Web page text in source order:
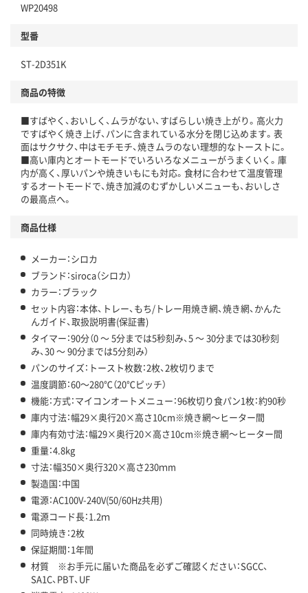
WP20498
型番
ST-2D351K
商品の特徴
■すばやく、おいしく、ムラがない、すばらしい焼き上がり。高火力
ですばやく焼き上げ、パンに含まれている水分を閉じ込めます。表
面はサクサク、中はモチモチ、焼きムラのない理想的なトーストに。
■高い庫内とオートモードでいろいろなメニューがうまくいく。庫
内が高く、厚いパンや焼きいもにも対応。食材に合わせて温度管理
するオートモードで、焼き加減のむずかしいメニューも、おいしさ
の最高点へ。
商品仕様
メーカー：シロカ
ブランド：siroca（シロカ）
カラー：ブラック
セット内容：本体、トレー、もち/トレー用焼き網、焼き網、かんた
んガイド、取扱説明書(保証書)
タイマー：90分（0 ～ 5分までは5秒刻み、5 ～ 30分までは30秒刻
み、30 ～ 90分までは5分刻み）
パンのサイズ：トースト枚数：2枚、2枚切りまで
温度調節：60～280℃（20℃ピッチ）
機能：方式：マイコンオートメニュー：96枚切り食パン1枚：約90秒
庫内寸法：幅29×奥行20×高さ10cm※焼き網～ヒーター間
庫内有効寸法：幅29×奥行20×高さ10cm※焼き網～ヒーター間
重量：4.8kg
寸法：幅350×奥行320×高さ230ｍm
製造国：中国
電源：AC100V-240V(50/60Hz共用)
電源コード長：1.2ｍ
同時焼き：2枚
保証期間：1年間
材質 ※お手元に届いた商品を必ずご確認ください：SGCC、
SA1C、PBT、UF